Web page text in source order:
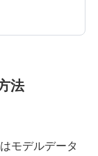
法
モデルデータ